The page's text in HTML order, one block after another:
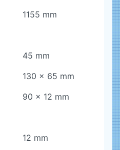
1155 mm
45 mm
130 x 65 mm
90 x 12 mm
12 mm